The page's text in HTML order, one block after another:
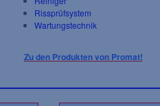
Rissprüfsystem
Wartungstechnik
Zu den Produkten von Promat!